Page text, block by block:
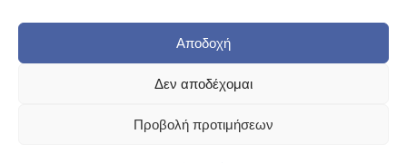
Αποδοχή
Δεν αποδέχομαι
Προβολή προτιμήσεων
: info@fasoulides.gr